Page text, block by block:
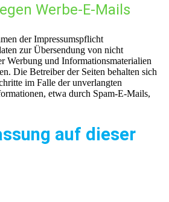
Werbe-E-Mails
der Impressumspflicht
zur Übersendung von nicht
Werbung und Informationsmaterialien
Die Betreiber der Seiten behalten sich
im Falle der unverlangten
etwa durch Spam-E-Mails,
auf dieser